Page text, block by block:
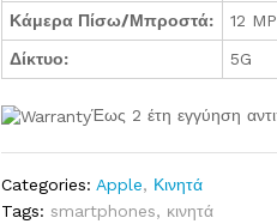
Κάμερα Πίσω/Μπροστά:
12 MP
Δίκτυο:
5G
Έως 2 έτη εγγύηση
Categories: Apple, Κινητά
Tags: smartphones, κινητά